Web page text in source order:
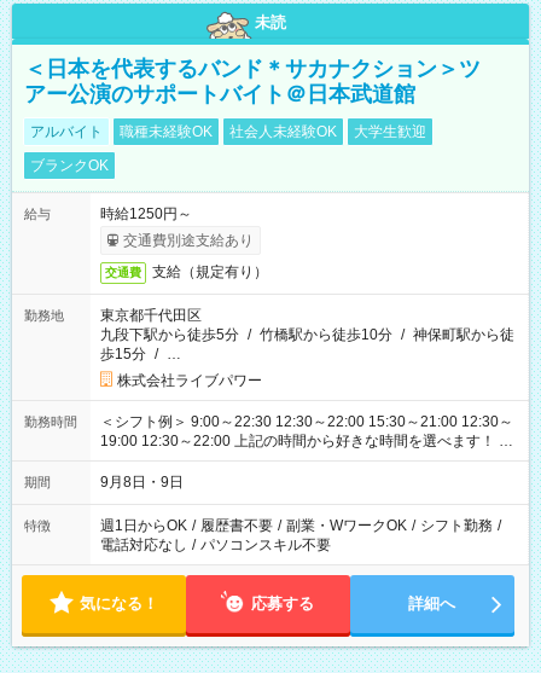
未読
＜日本を代表するバンド＊サカナクション＞ツ
アー公演のサポートバイト＠日本武道館
アルバイト 職種未経験OK 社会人未経験OK
大学生歓迎
ブランクOK
給与
時給1250円～
交通費別途支給あり
交通費 支給（規定有り）
勤務地
東京都千代田区
九段下駅から徒歩5分 / 竹橋駅から徒歩10分 / 神保町駅から徒
歩15分 / …
株式会社ライブパワー
勤務時間
＜シフト例＞ 9:00～22:30 12:30～22:00 15:30～21:00 12:30～
19:00 12:30～22:00 上記の時間から好きな時間を選べます！ ※
時間は変更となる可能性があります
期間 9月8日・9日
特徴 週1日からOK / 履歴書不要 / 副業・WワークOK / シフト勤務 /
電話対応なし / パソコンスキル不要
気になる！ 応募する 詳細へ